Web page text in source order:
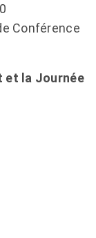
Conférence
et la Journée